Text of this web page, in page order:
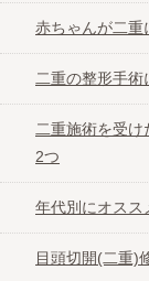
傷が
眠そ
説
赤ち
赤ちゃんが二重
二重の整形手
二重施術を受
2つ
年代別にオスス
目頭切開(二重)